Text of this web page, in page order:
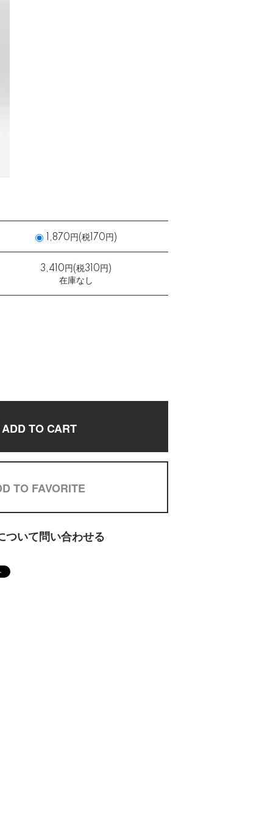
1,870円(税170円)
3,410円(税310円)
在庫なし
ADD TO CART
TO FAVORITE
ついて問い合わせる